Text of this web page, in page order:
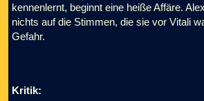
kennenlernt, beginnt eine heiße Affäre.
nichts auf die Stimmen, die sie vor Vitali
Gefahr.
Kritik: